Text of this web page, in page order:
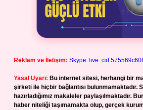
Reklam ve İletişim: Skype:
Yasal Uyarı: Bu internet sitesi, herhangi bir
şirketi ile hiçbir bağlantısı bulunmamaktadır.
hazırladığımız makaleler paylaşılmaktadır.
haber niteliği taşımamakta olup, gerçek